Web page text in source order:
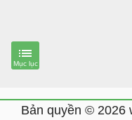
Bản quyền © 2026